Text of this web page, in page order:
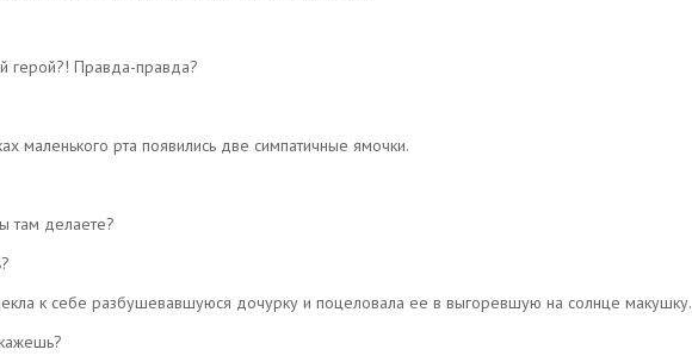
герой?! Правда-правда?
маленького рта появились две симпатичные ямочки.
там делаете?
к себе разбушевавшуюся дочурку и поцеловала ее в выгоревшую на солнце макушку.